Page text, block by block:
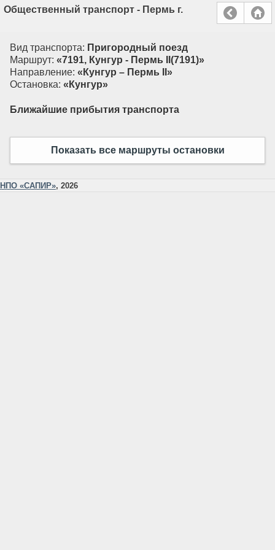
Общественный транспорт - Пермь г.
Вид транспорта: Пригородный поезд
Маршрут: «7191, Кунгур - Пермь II(7191)»
Направление: «Кунгур – Пермь II»
Остановка: «Кунгур»
Ближайшие прибытия транспорта
Показать все маршруты остановки
НПО «САПИР», 2026